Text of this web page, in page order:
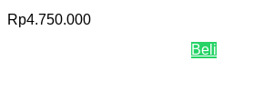
Rp4.750.000
Beli